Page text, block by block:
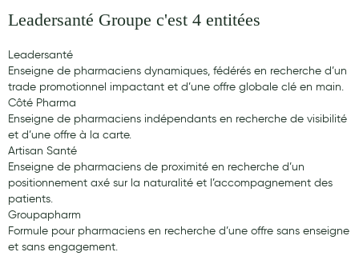
Compléments alimentaires
Médicaments et Santé
Premiers soins
Pansements
Hygiène nasale
Antibactériens
Nutrition clinique
Anti-poux
Leadersanté Groupe c'est 4 entitées
Leadersanté
Enseigne de pharmaciens dynamiques, fédérés en recherche d’un
trade promotionnel impactant et d’une offre globale clé en main.
Côté Pharma
Enseigne de pharmaciens indépendants en recherche de visibilité
et d’une offre à la carte.
Artisan Santé
Enseigne de pharmaciens de proximité en recherche d’un
positionnement axé sur la naturalité et l’accompagnement des
patients.
Groupapharm
Formule pour pharmaciens en recherche d’une offre sans enseigne
et sans engagement.